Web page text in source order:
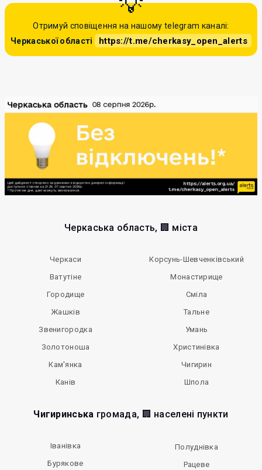
Отримуй сповіщення на нашому telegram каналі:
Черкаської області
https://t.me/cherkasy_open_alerts
Черкаська область, 🏢 міста
Черкаси
Ватутіне
Городище
Жашків
Звенигородка
Золотоноша
Кам'янка
Канів
Корсунь-Шевченківський
Монастирище
Сміла
Тальне
Умань
Христинівка
Чигирин
Шпола
Чигиринська громада, 🏢 населені пункти
Іванівка
Бурякове
Полуднівка
Рацеве